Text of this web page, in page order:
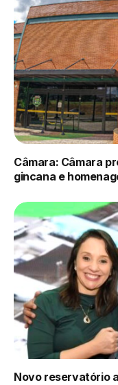
Câmara: Câmara
gincana e
Novo reservatório